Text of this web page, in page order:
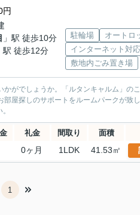
円
」駅 徒歩10分
駅 徒歩12分
駐輪場 オートロ
インターネット対応
敷地内ごみ置き場
がでしょうか。「ルタンキャルム」の
屋探しのサポートをルームパークが致
礼金 間取り 面積
0ヶ月 1LDK 41.53㎡
1